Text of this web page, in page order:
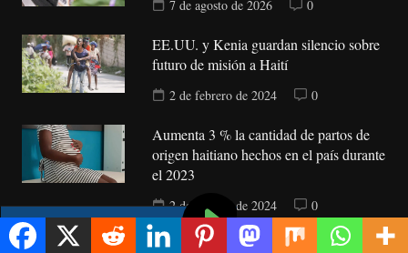
7 de agosto de 2026 0
EE.UU. y Kenia guardan silencio sobre
futuro de misión a Haití
2 de febrero de 2024 0
Aumenta 3 % la cantidad de partos de
origen haitiano hechos en el país durante
el 2023
2 de febrero de 2024 0
Candidato a la Alcaldía de Mascota, en